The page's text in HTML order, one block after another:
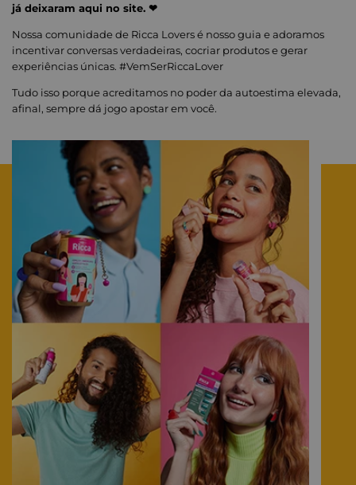
já deixaram aqui no site. ❤
Nossa comunidade de Ricca Lovers é nosso guia e adoramos
incentivar conversas verdadeiras, cocriar produtos e gerar
experiências únicas. #VemSerRiccaLover
Tudo isso porque acreditamos no poder da autoestima elevada,
afinal, sempre dá jogo apostar em você.